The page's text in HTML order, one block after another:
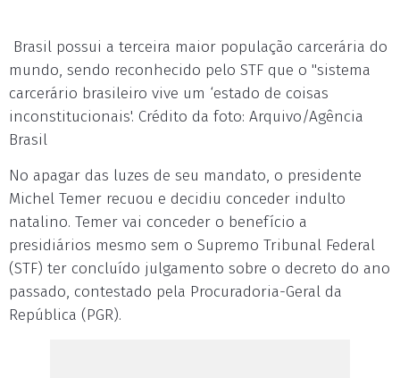
Brasil possui a terceira maior população carcerária do
mundo, sendo reconhecido pelo STF que o "sistema
carcerário brasileiro vive um ‘estado de coisas
inconstitucionais'. Crédito da foto: Arquivo/Agência
Brasil
No apagar das luzes de seu mandato, o presidente
Michel Temer recuou e decidiu conceder indulto
natalino. Temer vai conceder o benefício a
presidiários mesmo sem o Supremo Tribunal Federal
(STF) ter concluído julgamento sobre o decreto do ano
passado, contestado pela Procuradoria-Geral da
República (PGR).